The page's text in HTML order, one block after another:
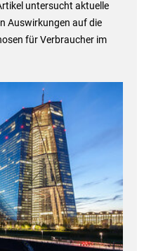
untersucht aktuelle
Auswirkungen auf die
für Verbraucher im